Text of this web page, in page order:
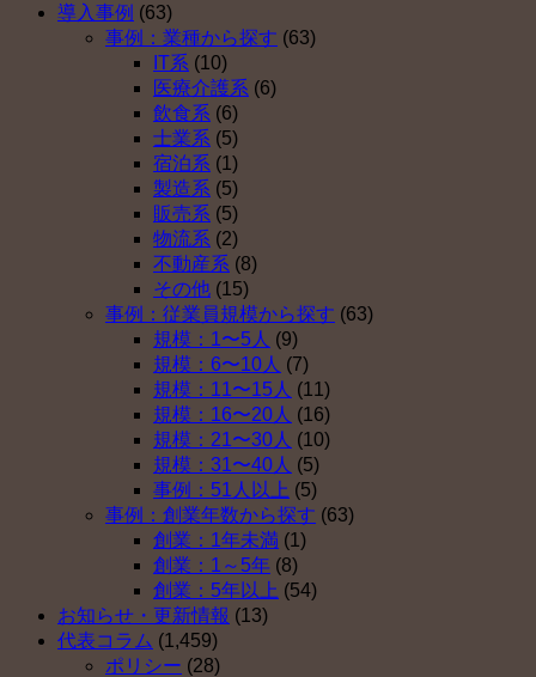
年
金
を
導
入
し
な
い
理
由
ベ
ス
ト
５
（そ
の
４）
は
確
定
拠
出
年
金
を
導
入
し
な
い
理
由
ベ
ス
ト
５
（そ
の
３）
は
企
業
型
確
定
拠
出
年
金
を
導
入
し
な
い
理
由
ベ
ス
ト
５
（そ
の
２）
は
導入事例 (63)
事例：業種から探す (63)
IT系 (10)
医療介護系 (6)
飲食系 (6)
士業系 (5)
宿泊系 (1)
製造系 (5)
販売系 (5)
物流系 (2)
不動産系 (8)
その他 (15)
事例：従業員規模から探す (63)
規模：1〜5人 (9)
規模：6〜10人 (7)
規模：11〜15人 (11)
規模：16〜20人 (16)
規模：21〜30人 (10)
規模：31〜40人 (5)
事例：51人以上 (5)
事例：創業年数から探す (63)
創業：1年未満 (1)
創業：1～5年 (8)
創業：5年以上 (54)
お知らせ・更新情報 (13)
代表コラム (1,459)
ポリシー (28)